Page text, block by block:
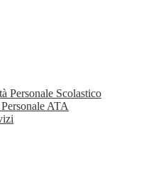
Personale Scolastico
ATA